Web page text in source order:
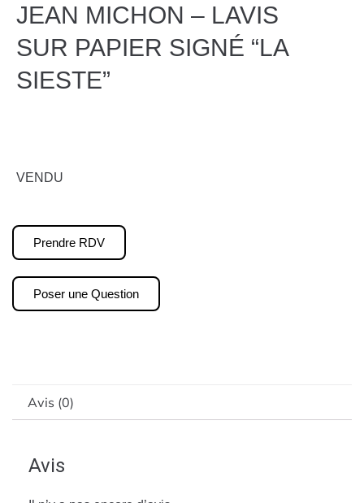
JEAN MICHON – LAVIS
SUR PAPIER SIGNÉ “LA
SIESTE”
VENDU
Prendre RDV
Poser une Question
Avis (0)
Avis